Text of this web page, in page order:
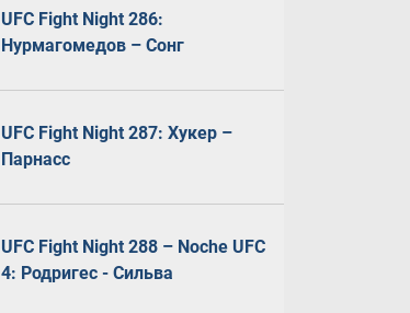
UFC Fight Night 286:
Нурмагомедов – Сонг
UFC Fight Night 287: Хукер –
Парнасс
UFC Fight Night 288 – Noche UFC
4: Родригес - Сильва